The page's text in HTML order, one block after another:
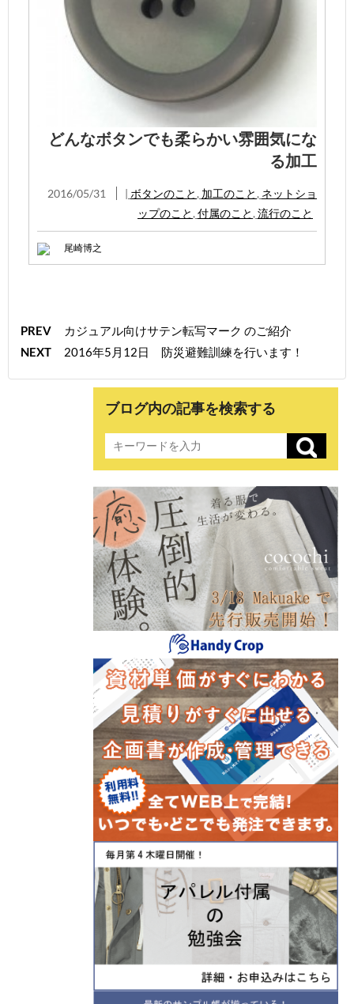
どんなボタンでも柔らかい雰囲気にな
る加工
2016/05/31 | ボタンのこと , 加工のこと , ネットショ
ップのこと , 付属のこと , 流行のこと
尾崎博之
PREV
カジュアル向けサテン転写マーク のご紹介
NEXT
2016年5月12日 防災避難訓練を行います！
ブログ内の記事を検索する